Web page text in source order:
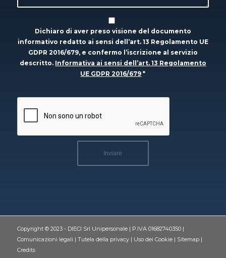
Dichiaro di aver preso visione del documento
informativo redatto ai sensi dell’art. 13 Regolamento UE
GDPR 2016/679, e confermo l’iscrizione al servizio
descritto. Informativa ai sensi dell’art. 13 Regolamento
UE GDPR 2016/679 *
Copyright © 2023 - DIECI Srl Unipersonale | P.IVA 01682740350 |
Comunicazioni legali | Tutela della privacy| Uso dei Cookie| Sitemap|
Credits